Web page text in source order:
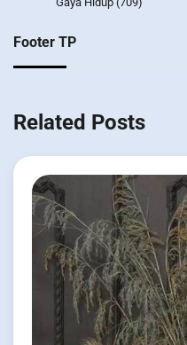
Footer TP
Related Posts